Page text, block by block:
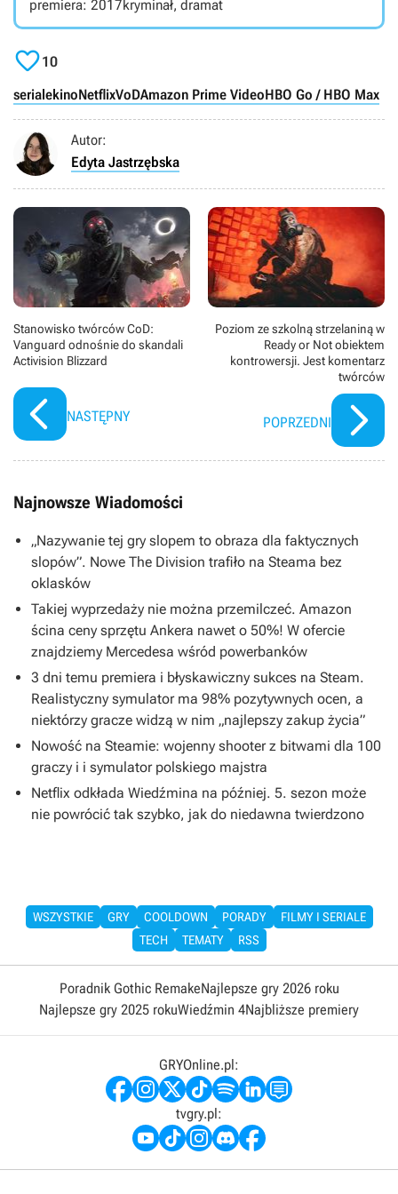
premiera: 2017kryminał, dramat
10
serialekinoNetflixVoDAmazon Prime VideoHBO Go / HBO Max
Autor:
Edyta Jastrzębska
Stanowisko twórców CoD:
Vanguard odnośnie do skandali
Activision Blizzard
NASTĘPNY
Poziom ze szkolną strzelaniną w
Ready or Not obiektem
kontrowersji. Jest komentarz
twórców
POPRZEDNI
Najnowsze Wiadomości
„Nazywanie tej gry slopem to obraza dla faktycznych
slopów”. Nowe The Division trafiło na Steama bez
oklasków
Takiej wyprzedaży nie można przemilczeć. Amazon
ścina ceny sprzętu Ankera nawet o 50%! W ofercie
znajdziemy Mercedesa wśród powerbanków
3 dni temu premiera i błyskawiczny sukces na Steam.
Realistyczny symulator ma 98% pozytywnych ocen, a
niektórzy gracze widzą w nim „najlepszy zakup życia”
Nowość na Steamie: wojenny shooter z bitwami dla 100
graczy i i symulator polskiego majstra
Netflix odkłada Wiedźmina na później. 5. sezon może
nie powrócić tak szybko, jak do niedawna twierdzono
WSZYSTKIE GRY COOLDOWN PORADY
FILMY I SERIALE
TECH
TEMATY RSS
Poradnik Gothic RemakeNajlepsze gry 2026 roku
Najlepsze gry 2025 rokuWiedźmin 4Najbliższe premiery
GRYOnline.pl:
tvgry.pl: